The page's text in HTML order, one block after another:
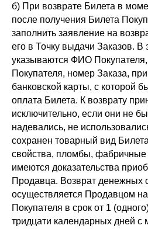
б) При возврате Билета в
после получения Билета
заполнить заявление на
его в Точку выдачи Заказов. В
указываются ФИО
Покупателя, номер Заказа,
банковской карты, с которой
оплата Билета. К возврату
исключительно, если они не
надевались, не
сохранен товарный вид
свойства, пломбы, фабричные
имеются доказательства
Продавца. Возврат денежных
осуществляется Продавцом
Покупателя в срок от 1
тридцати календарных дней с